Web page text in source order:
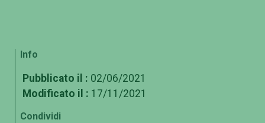
Info
Pubblicato il : 02/06/2021
Modificato il : 17/11/2021
Condividi